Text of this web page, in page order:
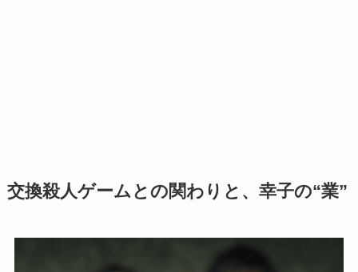
交換殺人ゲームとの関わりと、幸子の“業”